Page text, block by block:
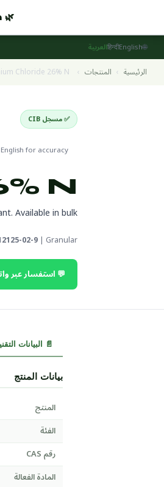
🌿 Fertilizer
🌐
English
हिन्दीالعربية
الرئيسية › المنتجات ›
Chloride 26% N
✅ مسجل CIB
for accuracy
N
Available in bulk.
02-9 | Granular
💬 استفسار عبر
📄 البيانات
بيانات المنتج
المنتج
الفئة
رقم CAS
المادة الفعالة